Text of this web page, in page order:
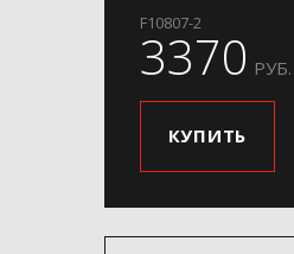
F10807-2
3370 РУБ.
КУПИТЬ